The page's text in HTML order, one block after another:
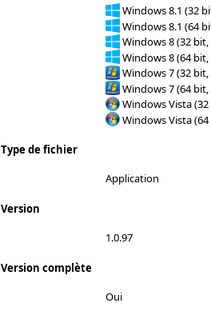
Windows 8.1 (32
Windows 8.1 (64
Windows 8 (32 bit,
Windows 8 (64 bit,
Windows 7 (32 bit,
Windows 7 (64 bit,
Windows Vista
Windows Vista
Type de fichier
Application
Version
1.0.97
Version complète
Oui